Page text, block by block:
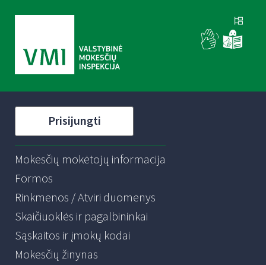
Prisijungti
Mokesčių mokėtojų informacija
Formos
Rinkmenos / Atviri duomenys
Skaičiuoklės ir pagalbininkai
Sąskaitos ir įmokų kodai
Mokesčių žinynas